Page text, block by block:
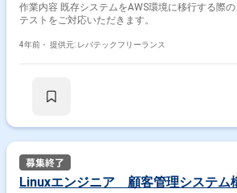
作業内容 既存システムをAWS環境に移行する際
テストをご対応いただきます。
4年前・ 提供元: レバテックフリーランス
Linuxエンジニア 顧客管理システム